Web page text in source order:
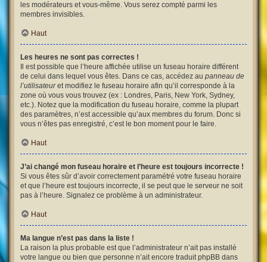
les modérateurs et vous-même. Vous serez compté parmi les
membres invisibles.
Haut
Les heures ne sont pas correctes !
Il est possible que l’heure affichée utilise un fuseau horaire différent
de celui dans lequel vous êtes. Dans ce cas, accédez au panneau de
l’utilisateuret modifiez le fuseau horaire afin qu’il corresponde à la
zone où vous vous trouvez (ex : Londres, Paris, New York, Sydney,
etc.). Notez que la modification du fuseau horaire, comme la plupart
des paramètres, n’est accessible qu’aux membres du forum. Donc si
vous n’êtes pas enregistré, c’est le bon moment pour le faire.
Haut
J’ai changé mon fuseau horaire et l’heure est toujours incorrecte !
Si vous êtes sûr d’avoir correctement paramétré votre fuseau horaire
et que l’heure est toujours incorrecte, il se peut que le serveur ne soit
pas à l’heure. Signalez ce problème à un administrateur.
Haut
Ma langue n’est pas dans la liste !
La raison la plus probable est que l’administrateur n’ait pas installé
votre langue ou bien que personne n’ait encore traduit phpBB dans